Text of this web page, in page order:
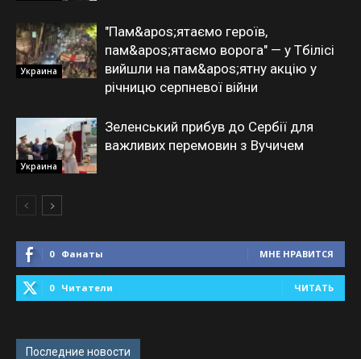
Украина
"Пам&apos;ятаємо героїв,
пам&apos;ятаємо ворога" — у Тбілісі
вийшли на пам&apos;ятну акцію у
річницю серпневої війни
Украина
Зеленський прибув до Сербії для
важливих перемовин з Вучичем
0 Фанаты МНЕ НРАВИТСЯ
0 Читатели ЧИТАТЬ
Последние новости